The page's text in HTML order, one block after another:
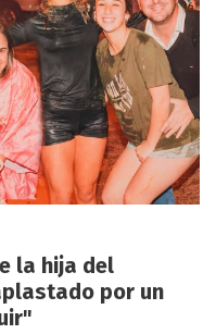
la hija del
por un